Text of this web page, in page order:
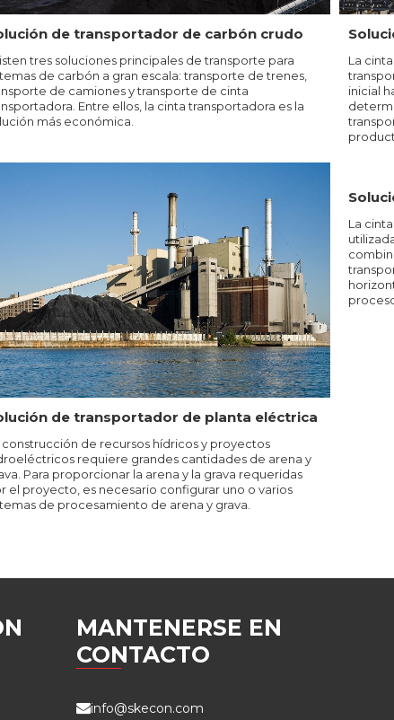
de transportador de carbón crudo
tres soluciones principales de transporte para
de carbón a gran escala: transporte de trenes,
de camiones y transporte de cinta
Entre ellos, la cinta transportadora es la
más económica.
La
inicial
de transportador de planta eléctrica
construcción de recursos hídricos y proyectos
requiere grandes cantidades de arena y
Para proporcionar la arena y la grava requeridas
el proyecto, es necesario configurar uno o varios
de procesamiento de arena y grava.
La
MANTENERSE EN
CONTACTO
info@skecon.com